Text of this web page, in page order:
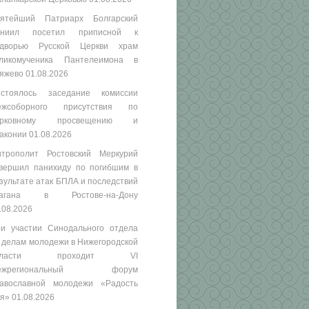
Патриарх Болгарский
посетил приписной к
Русской Церкви храм
Пантелеимона в
01.08.2026
заседание комиссии
присутствия по
просвещению и
01.08.2026
Ростовский Меркурий
панихиду по погибшим в
атак БПЛА и последствий
в Ростове-на-Дону
участии Синодального отдела
делам молодежи в Нижегородской
проходит VI
форум
молодежи «Радость
01.08.2026